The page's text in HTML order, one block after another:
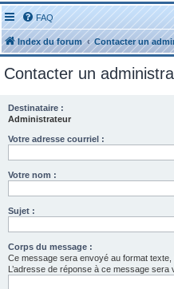
FAQ
Index du forum Contacter un
Contacter un
Destinataire :
Administrateur
Votre adresse courriel :
Votre nom :
Sujet :
Corps du message :
Ce message sera envoyé au format
L’adresse de réponse à ce message sera